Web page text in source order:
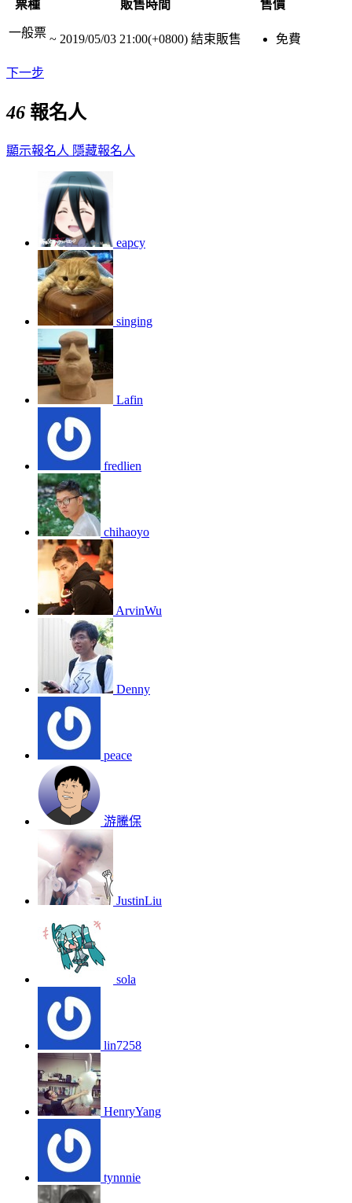
票種 販售時間 售價
一般票 ~ 2019/05/03 21:00(+0800) 結束販售 免費
下一步
46 報名人
顯示報名人 隱藏報名人
eapcy
singing
Lafin
fredlien
chihaoyo
ArvinWu
Denny
peace
游騰保
JustinLiu
sola
lin7258
HenryYang
tynnnie